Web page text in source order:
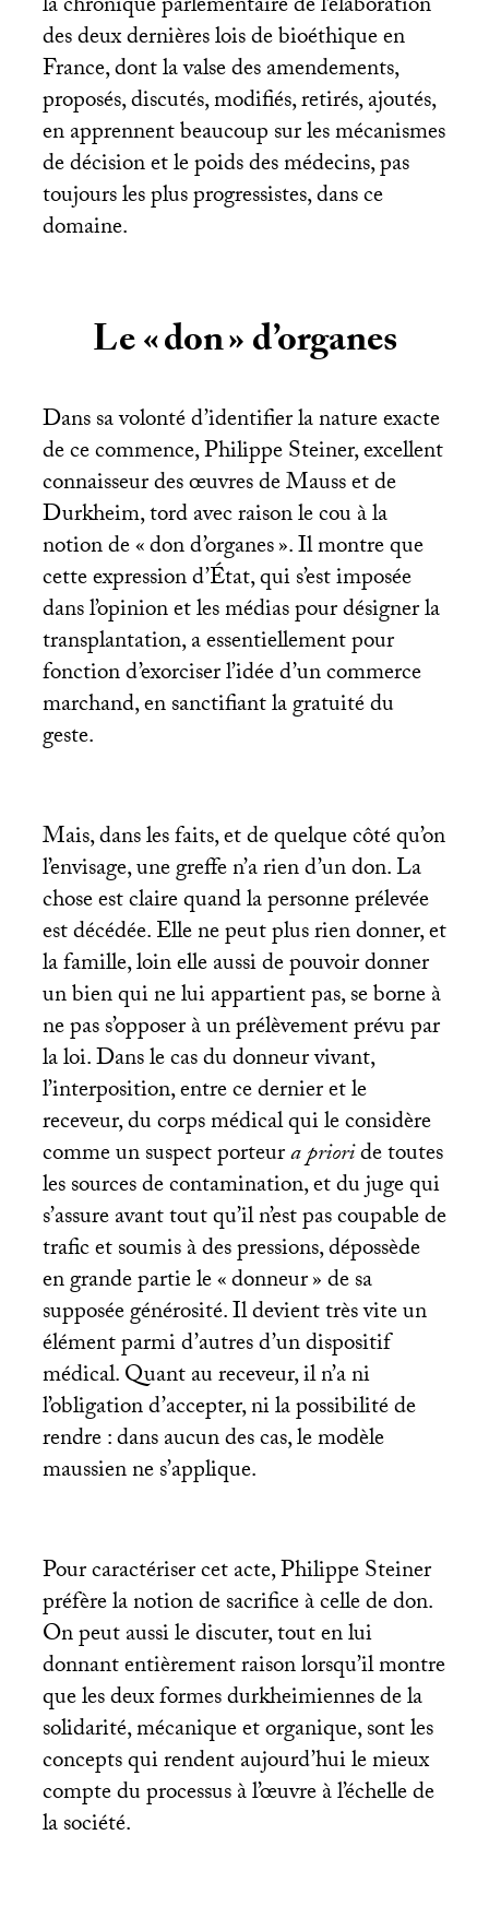
des deux dernières lois de bioéthique en
France, dont la valse des amendements,
proposés, discutés, modifiés, retirés, ajoutés,
en apprennent beaucoup sur les mécanismes
de décision et le poids des médecins, pas
toujours les plus progressistes, dans ce
domaine.
Le «don» d’organes
Dans sa volonté d’identifier la nature exacte
de ce commence, Philippe Steiner, excellent
connaisseur des œuvres de Mauss et de
Durkheim, tord avec raison le cou à la
notion de «don d’organes». Il montre que
cette expression d’État, qui s’est imposée
dans l’opinion et les médias pour désigner la
transplantation, a essentiellement pour
fonction d’exorciser l’idée d’un commerce
marchand, en sanctifiant la gratuité du
geste.
Mais, dans les faits, et de quelque côté qu’on
l’envisage, une greffe n’a rien d’un don. La
chose est claire quand la personne prélevée
est décédée. Elle ne peut plus rien donner, et
la famille, loin elle aussi de pouvoir donner
un bien qui ne lui appartient pas, se borne à
ne pas s’opposer à un prélèvement prévu par
la loi. Dans le cas du donneur vivant,
l’interposition, entre ce dernier et le
receveur, du corps médical qui le considère
comme un suspect porteura prioride toutes
les sources de contamination, et du juge qui
s’assure avant tout qu’il n’est pas coupable de
trafic et soumis à des pressions, dépossède
en grande partie le «donneur» de sa
supposée générosité. Il devient très vite un
élément parmi d’autres d’un dispositif
médical. Quant au receveur, il n’a ni
l’obligation d’accepter, ni la possibilité de
rendre : dans aucun des cas, le modèle
maussien ne s’applique.
Pour caractériser cet acte, Philippe Steiner
préfère la notion de sacrifice à celle de don.
On peut aussi le discuter, tout en lui
donnant entièrement raison lorsqu’il montre
que les deux formes durkheimiennes de la
solidarité, mécanique et organique, sont les
concepts qui rendent aujourd’hui le mieux
compte du processus à l’œuvre à l’échelle de
la société.